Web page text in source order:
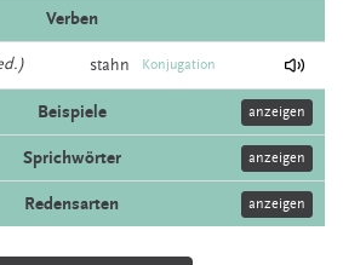
Verben
stahn Konjugation
Beispiele anzeigen
Sprichwörter anzeigen
Redensarten anzeigen